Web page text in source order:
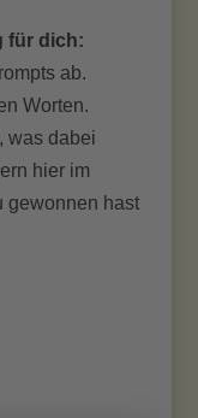
für dich:
ab.
Worten.
was dabei
hier im
gewonnen hast